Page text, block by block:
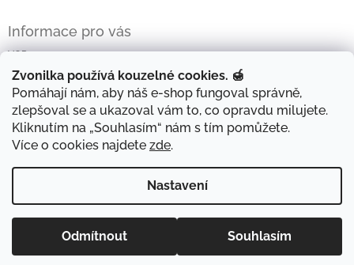
Zvonilka používá kouzelné cookies. 🍯
Pomáhají nám, aby náš e-shop fungoval správně,
zlepšoval se a ukazoval vám to, co opravdu milujete.
Kliknutím na „Souhlasím“ nám s tím pomůžete.
Více o cookies najdete zde.
Nastavení
Odmítnout Souhlasím
případné chyby v zobrazování se omlouváme. Děkujeme za
pochopení. :)
Informace pro vás
VOP
GDPR
Kontakty
Shoptet.cz
Vytvořil Shoptet Copyright 2026
. Všechna práva vyhrazena.
Upravit nastavení cookies